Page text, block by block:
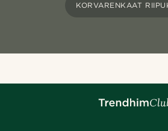
KORVARENKAAT